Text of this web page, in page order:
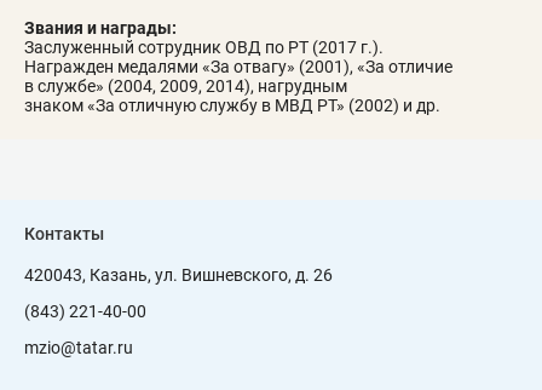
Звания и награды:
Заслуженный сотрудник ОВД по РТ (2017 г.).
Награжден медалями «За отвагу» (2001), «За отличие
в службе» (2004, 2009, 2014), нагрудным
знаком «За отличную службу в МВД РТ» (2002) и др.
Контакты
420043, Казань, ул. Вишневского, д. 26
(843) 221-40-00
mzio@tatar.ru